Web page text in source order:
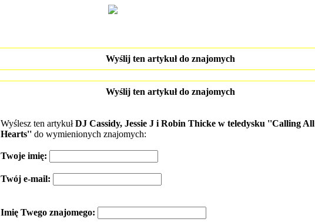
Wyślij ten artykuł do znajomych
Wyślij ten artykuł do znajomych
Wyślesz ten artykułDJ Cassidy, Jessie J i Robin Thicke w teledysku ''Calling All
Hearts'' do wymienionych znajomych:
Twoje imię:
Twój e-mail:
Imię Twego znajomego: